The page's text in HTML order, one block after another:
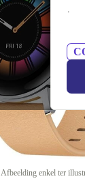
.
Afbeelding enkel ter